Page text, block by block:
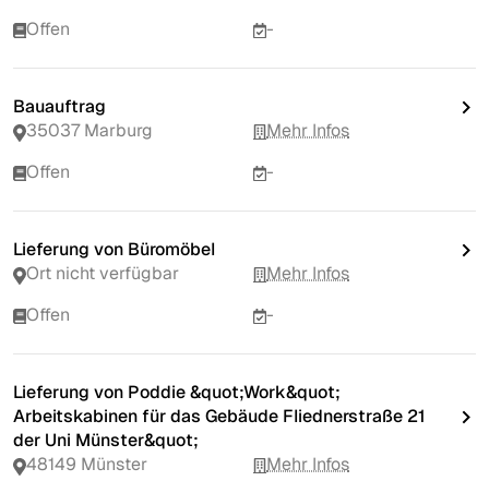
Offen -
Bauauftrag
35037 Marburg
Mehr Infos
Offen
-
Lieferung von Büromöbel
Ort nicht verfügbar
Mehr Infos
Offen
-
Lieferung von Poddie &quot;Work&quot;
Arbeitskabinen für das Gebäude Fliednerstraße 21
der Uni Münster&quot;
48149 Münster
Mehr Infos